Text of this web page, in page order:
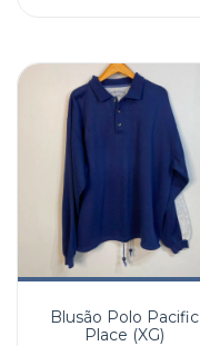
Blusão Polo Pacific
Place (XG)